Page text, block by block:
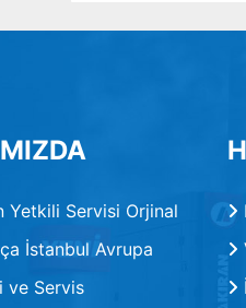
Yetkili Servisi Orjinal
İstanbul Avrupa
ve Servis